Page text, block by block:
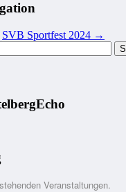
SVB Sportfest 2024 →
Veranstaltungen.